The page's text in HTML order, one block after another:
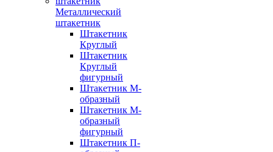
Металлический
штакетник
Штакетник
Круглый
Штакетник
Круглый
фигурный
Штакетник М-
образный
Штакетник М-
образный
фигурный
Штакетник П-